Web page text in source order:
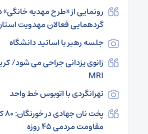
رونمایی از «طرح مهدیه خانگی»
گردهمایی فعالان مهدویت
جلسه رهبر با اساتید دانشگاه
زانوی یزدانی جراحی می شود/
MRI
تهرانگردی با اتوبوس خط واحد
مقاومت مردمی ۴۵ روزه